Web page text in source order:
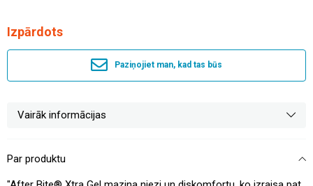
Izpārdots
Paziņojiet man, kad tas būs
Vairāk informācijas
Par produktu